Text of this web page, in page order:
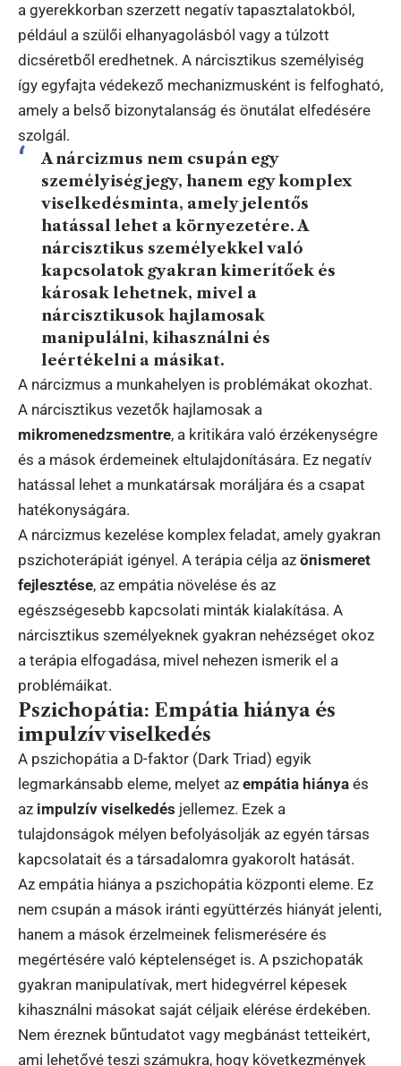
a gyerekkorban szerzett negatív tapasztalatokból,
például a szülői elhanyagolásból vagy a túlzott
dicséretből eredhetnek. A nárcisztikus személyiség
így egyfajta védekező mechanizmusként is felfogható,
amely a belső bizonytalanság és önutálat elfedésére
szolgál.
A nárcizmus nem csupán egy
személyiségjegy, hanem egy komplex
viselkedésminta, amely jelentős
hatással lehet a környezetére. A
nárcisztikus személyekkel való
kapcsolatok gyakran kimerítőek és
károsak lehetnek, mivel a
nárcisztikusok hajlamosak
manipulálni, kihasználni és
leértékelni a másikat.
A nárcizmus a munkahelyen is problémákat okozhat.
A nárcisztikus vezetők hajlamosak a
mikromenedzsmentre, a kritikára való érzékenységre
és a mások érdemeinek eltulajdonítására. Ez negatív
hatással lehet a munkatársak moráljára és a csapat
hatékonyságára.
A nárcizmus kezelése komplex feladat, amely gyakran
pszichoterápiát igényel. A terápia célja az önismeret
fejlesztése, az empátia növelése és az
egészségesebb kapcsolati minták kialakítása. A
nárcisztikus személyeknek gyakran nehézséget okoz
a terápia elfogadása, mivel nehezen ismerik el a
problémáikat.
Pszichopátia: Empátia hiánya és
impulzív viselkedés
A pszichopátia a D-faktor (Dark Triad) egyik
legmarkánsabb eleme, melyet az empátia hiánya és
az impulzív viselkedés jellemez. Ezek a
tulajdonságok mélyen befolyásolják az egyén társas
kapcsolatait és a társadalomra gyakorolt hatását.
Az empátia hiánya a pszichopátia központi eleme. Ez
nem csupán a mások iránti együttérzés hiányát jelenti,
hanem a mások érzelmeinek felismerésére és
megértésére való képtelenséget is. A pszichopaták
gyakran manipulatívak, mert hidegvérrel képesek
kihasználni másokat saját céljaik elérése érdekében.
Nem éreznek bűntudatot vagy megbánást tetteikért,
ami lehetővé teszi számukra, hogy következmények